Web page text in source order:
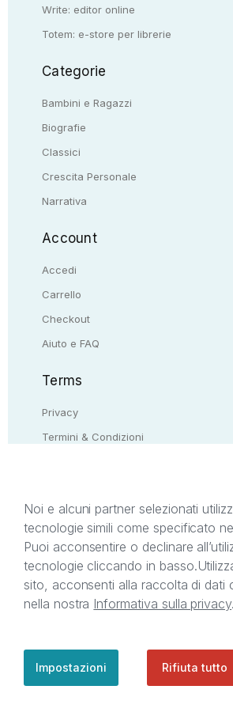
Write: editor online
Totem: e-store per librerie
Categorie
Bambini e Ragazzi
Biografie
Classici
Crescita Personale
Narrativa
Account
Accedi
Carrello
Checkout
Aiuto e FAQ
Terms
Privacy
Termini & Condizioni
Il presente sito web è di proprietà di
titolare di tutti i diritti di proprietà
afferenti ai marchi, loghi e segni
sul sito web. Si invita l’utente a
support@streetlib.com
Noi e alcuni partner selezionati
tecnologie simili come specificato
Puoi acconsentire o declinare
tecnologie cliccando in basso.
sito, acconsenti alla raccolta di dati
nella nostra Informativa sulla privacy.
Impostazioni Rifiuta tutto